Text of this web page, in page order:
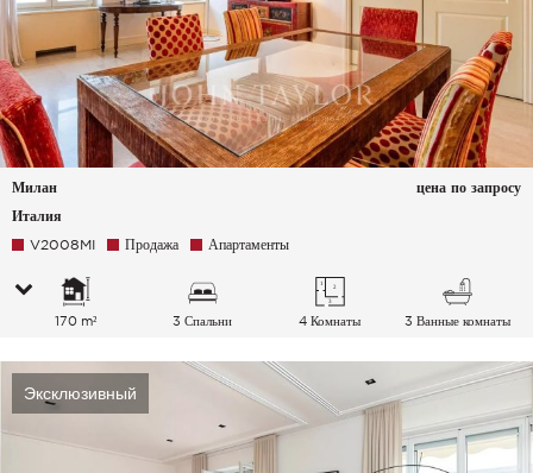
Милан
Италия
цена по запросу
V2008MI Продажа Апартаменты
170 m² 3 Спальни 4 Комнаты 3 Ванные комнаты
Эксклюзивный